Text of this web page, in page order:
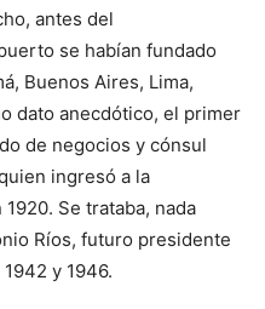
antes del
se habían fundado
Buenos Aires, Lima,
dato anecdótico, el primer
de negocios y cónsul
ingresó a la
Se trataba, nada
Ríos, futuro presidente
y 1946.